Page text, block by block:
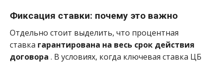
Фиксация ставки: почему это важно
Отдельно стоит выделить, что процентная
ставка гарантирована на весь срок действия
договора . В условиях, когда ключевая ставка ЦБ